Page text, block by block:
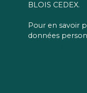
BLOIS CEDEX.
Pour en savoir
données